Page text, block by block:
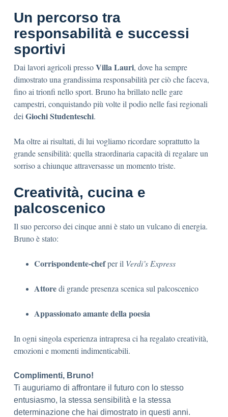
Un percorso tra
responsabilità e successi
sportivi
Dai lavori agricoli pressoVilla Lauri, dove ha sempre
dimostrato una grandissima responsabilità per ciò che faceva,
fino ai trionfi nello sport. Bruno ha brillato nelle gare
campestri, conquistando più volte il podio nelle fasi regionali
dei Giochi Studenteschi.
Ma oltre ai risultati, di lui vogliamo ricordare soprattutto la
grande sensibilità: quella straordinaria capacità di regalare un
sorriso a chiunque attraversasse un momento triste.
Creatività, cucina e
palcoscenico
Il suo percorso dei cinque anni è stato un vulcano di energia.
Bruno è stato:
Corrispondente-chefper il Verdi’s Express
Attoredi grande presenza scenica sul palcoscenico
Appassionato amante della poesia
In ogni singola esperienza intrapresa ci ha regalato creatività,
emozioni e momenti indimenticabili.
Complimenti, Bruno!
Ti auguriamo di affrontare il futuro con lo stesso
entusiasmo, la stessa sensibilità e la stessa
determinazione che hai dimostrato in questi anni.